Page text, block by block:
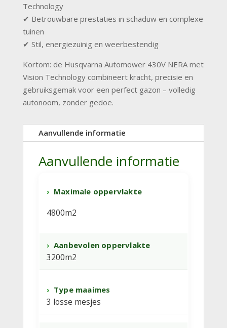
Technology
✔ Betrouwbare prestaties in schaduw en complexe
tuinen
✔ Stil, energiezuinig en weerbestendig
Kortom: de Husqvarna Automower 430V NERA met
Vision Technology combineert kracht, precisie en
gebruiksgemak voor een perfect gazon – volledig
autonoom, zonder gedoe.
Aanvullende informatie
Aanvullende informatie
Maximale oppervlakte
4800m2
Aanbevolen oppervlakte
3200m2
Type maaimes
3 losse mesjes